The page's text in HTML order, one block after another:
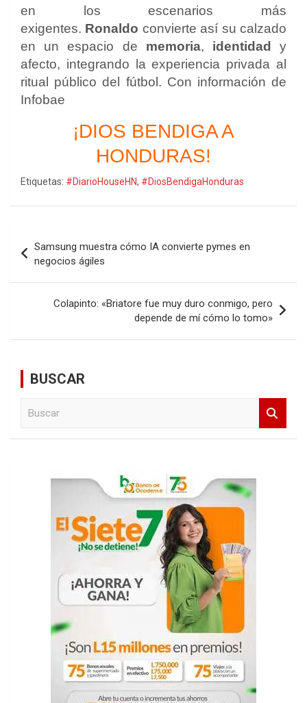
en los escenarios más
exigentes. Ronaldo convierte así su calzado
en un espacio de memoria, identidad
y
afecto, integrando la experiencia privada al
ritual público del fútbol. Con información de
Infobae
¡DIOS BENDIGA A
HONDURAS!
Etiquetas: #DiarioHouseHN, #DiosBendigaHonduras
de
entradas
Samsung muestra cómo IA convierte pymes en
negocios ágiles
Colapinto: «Briatore fue muy duro conmigo, pero
depende de mí cómo lo tomo»
BUSCAR